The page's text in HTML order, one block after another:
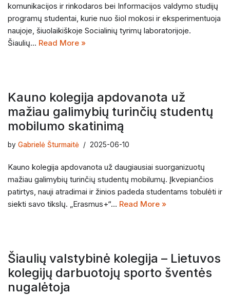
komunikacijos ir rinkodaros bei Informacijos valdymo studijų
programų studentai, kurie nuo šiol mokosi ir eksperimentuoja
naujoje, šiuolaikiškoje Socialinių tyrimų laboratorijoje.
Šiaulių… Read More »
Kauno kolegija apdovanota už
mažiau galimybių turinčių studentų
mobilumo skatinimą
by Gabrielė Šturmaitė 2025-06-10
Kauno kolegija apdovanota už daugiausiai suorganizuotų
mažiau galimybių turinčių studentų mobilumų. Įkvepiančios
patirtys, nauji atradimai ir žinios padeda studentams tobulėti ir
siekti savo tikslų. „Erasmus+“… Read More »
Šiaulių valstybinė kolegija – Lietuvos
kolegijų darbuotojų sporto šventės
nugalėtoja